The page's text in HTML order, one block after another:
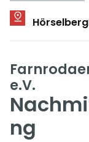
e.V.
ng